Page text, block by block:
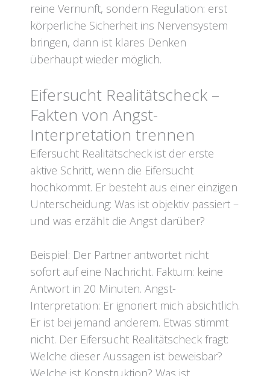
reine Vernunft, sondern Regulation: erst
körperliche Sicherheit ins Nervensystem
bringen, dann ist klares Denken
überhaupt wieder möglich.
Eifersucht Realitätscheck –
Fakten von Angst-
Interpretation trennen
Eifersucht Realitätscheck ist der erste
aktive Schritt, wenn die Eifersucht
hochkommt. Er besteht aus einer einzigen
Unterscheidung: Was ist objektiv passiert –
und was erzählt die Angst darüber?
Beispiel: Der Partner antwortet nicht
sofort auf eine Nachricht. Faktum: keine
Antwort in 20 Minuten. Angst-
Interpretation: Er ignoriert mich absichtlich.
Er ist bei jemand anderem. Etwas stimmt
nicht. Der Eifersucht Realitätscheck fragt:
Welche dieser Aussagen ist beweisbar?